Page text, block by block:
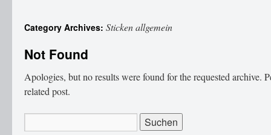
Category Archives: Sticken allgemein
Not Found
Apologies, but no results were found for the requested archive.
related post.